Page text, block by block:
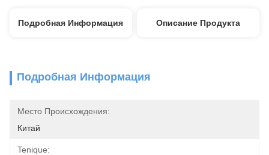
Подробная Информация Описание Продукта
Подробная Информация
Место Происхождения:
Китай
Tenique: